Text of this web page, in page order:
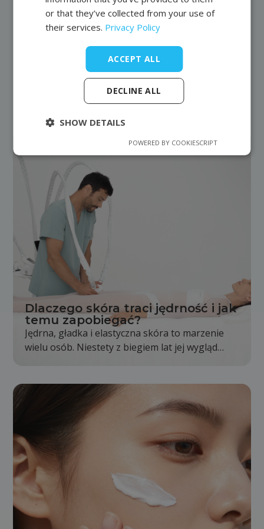
zyskujemy pewność jego dobrej przyswajalności.
Latest articles
Dlaczego skóra traci jędrność i jak
temu zapobiegać?
Jędrna, gładka i elastyczna skóra to marzenie
wielu osób. Niestety z biegiem lat jej wygląd
kontury twarzy i ciała nie są już wyraźne tak jak
kiedyś. Jest to całkowicie naturalny proces,
jednak odpowiednia pielęgnacja i zdrowy tryb
życia mogą go znacząco spowolnić.
or that they’ve collected from your use of
their services. Privacy Policy
ACCEPT ALL
DECLINE ALL
SHOW DETAILS
POWERED BY COOKIESCRIPT